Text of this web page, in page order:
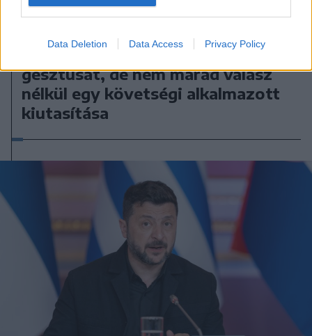
Data Deletion Data Access Privacy Policy
2026. augusztus 07., péntek
Moszkva: nem utánozzuk a
románok „barátságtalan”
gesztusát, de nem marad válasz
nélkül egy követségi alkalmazott
kiutasítása